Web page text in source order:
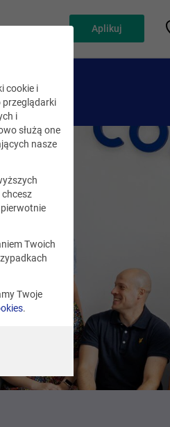
Aplikuj
cookie i
przeglądarki
i
służą one
nasze
chcesz
Twoich
Twoje
.